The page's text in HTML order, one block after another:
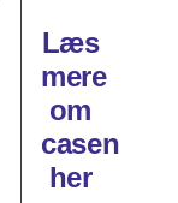
Læs
mere
om
casen
her